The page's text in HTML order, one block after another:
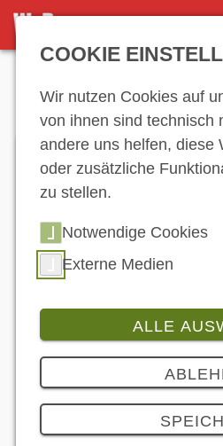
QJMOTOR
Garantie bei Quads
26.06.2026
COOKIE
Wir nutzen Cookies auf
von ihnen sind technisch
andere uns helfen, diese
oder zusätzliche
zu stellen.
Notwendige Cookies
Externe Medien
ALLE